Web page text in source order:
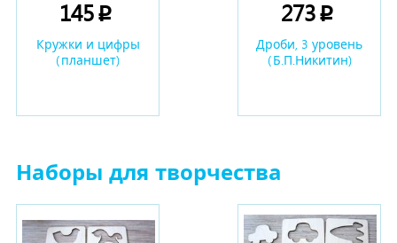
145p
Кружки и цифры
(планшет)
273p
Дроби, 3 уровень
(Б.П.Никитин)
Наборы для творчества